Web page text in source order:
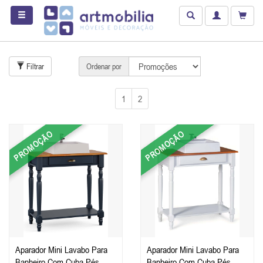
Filtrar Ordenar por
1 2
PROMOÇÃO
Aparador Mini Lavabo Para
PROMOÇÃO
Aparador Mini Lavabo Para